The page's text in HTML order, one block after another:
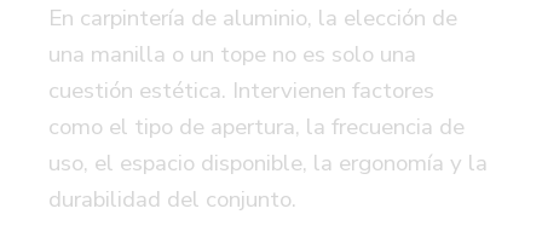
En carpintería de aluminio, la elección de
una manilla o un tope no es solo una
cuestión estética. Intervienen factores
como el tipo de apertura, la frecuencia de
uso, el espacio disponible, la ergonomía y la
durabilidad del conjunto.